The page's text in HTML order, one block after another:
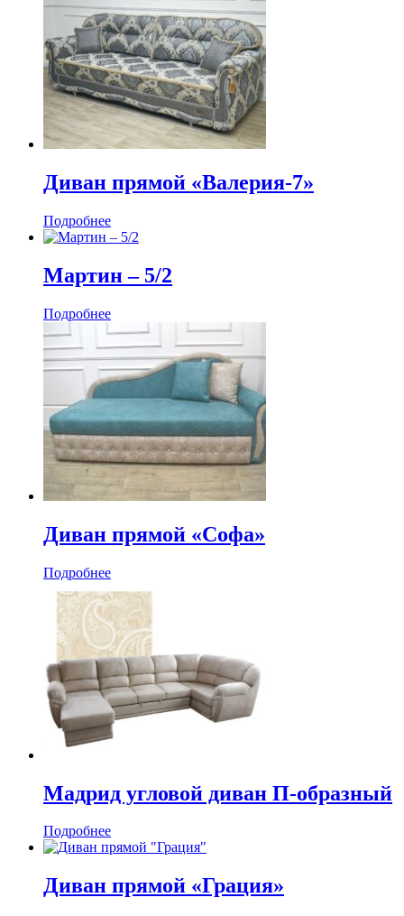
Диван прямой «Валерия-7»
Подробнее
Мартин ‒ 5/2
Подробнее
Диван прямой «Софа»
Подробнее
Мадрид угловой диван П-образный
Подробнее
Диван прямой «Грация»